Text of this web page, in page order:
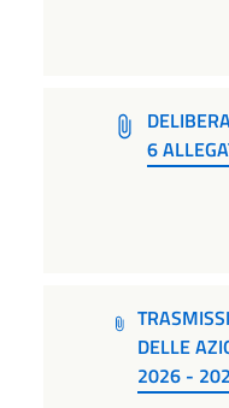
6
DELLE
2026 -